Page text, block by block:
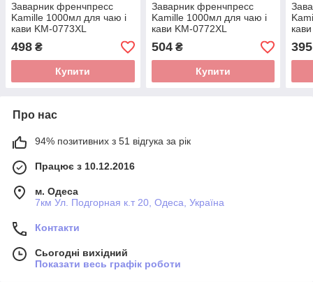
Заварник френчпресс
Kamille 1000мл для чаю і
кави KM-0773XL
498 ₴
Купити
Заварник френчпресс
Kamille 1000мл для чаю і
кави KM-0772XL
504₴
Купити
395
Про нас
94% позитивних з 51 відгука за рік
Працює з 10.12.2016
м. Одеса
7км Ул. Подгорная к.т 20, Одеса, Україна
Контакти
Сьогодні вихідний
Показати весь графік роботи